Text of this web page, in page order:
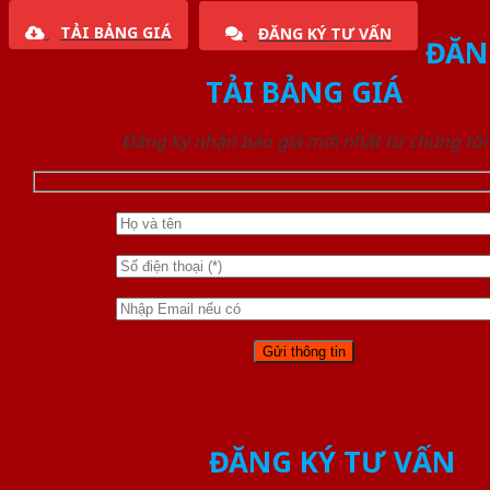
TẢI BẢNG GIÁ ĐĂNG KÝ TƯ VẤN
TẢI BẢNG GIÁ
Đăng ký nhận báo giá mới nhất từ chúng tôi
ĐĂNG KÝ TƯ VẤN